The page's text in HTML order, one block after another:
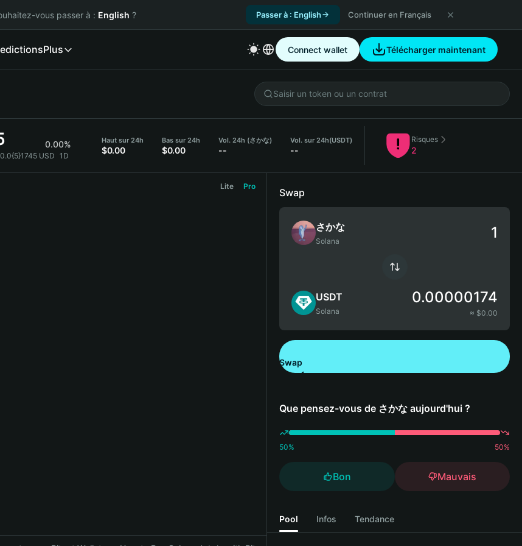
vous passer à : English ? Passer à : English Continuer en Français
Plus Connect wallet Télécharger maintenant
0.00%
USD 1D
Haut sur 24h
$0.00
Bas sur 24h
$0.00
Vol. 24h (さかな)
--
Vol. sur 24h(USDT)
--
Risques
2
Lite Pro
Swap
さかな
Solana
USDT
Solana
0.00000174
≈ $0.00
Swap
Que pensez-vous de さかな aujourd'hui ?
50% 50%
Bon Mauvais
Pool Infos Tendance